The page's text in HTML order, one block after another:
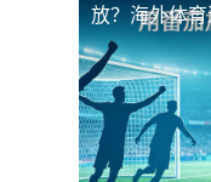
放？海外体